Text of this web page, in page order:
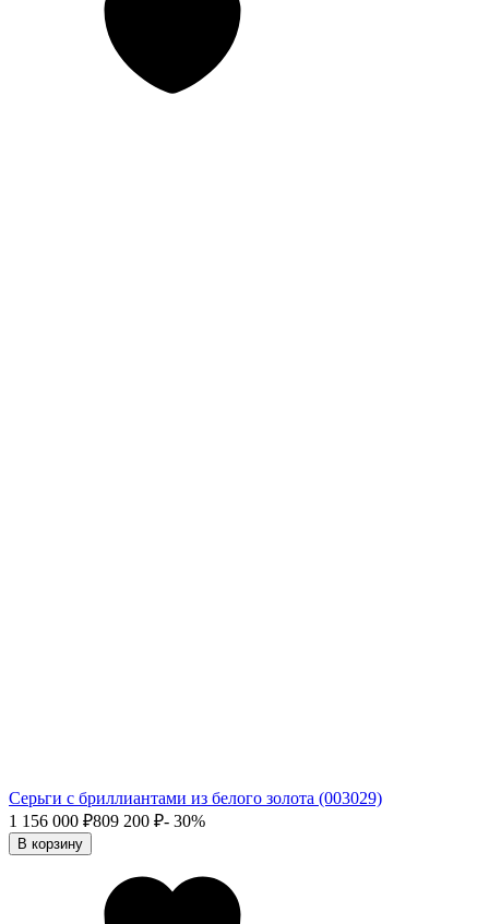
Серьги с бриллиантами из белого золота (003029)
1 156 000 ₽809 200 ₽- 30%
В корзину